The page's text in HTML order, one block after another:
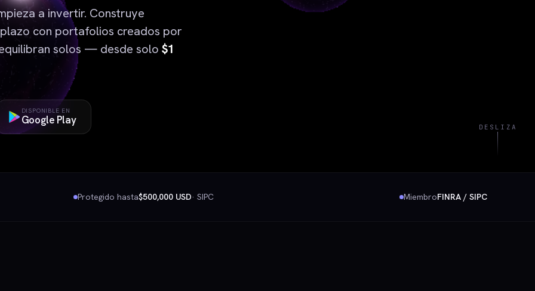
a invertir. Construye
con portafolios creados por
solos — desde solo$1
DISPONIBLE EN
Google Play
DESLIZA
Protegido hasta$500,000 USD· SIPC MiembroFINRA / SIPC